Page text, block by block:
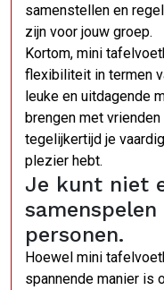
samenstellen en
zijn voor jouw groep.
Kortom, mini
flexibiliteit in termen
leuke en uitdagende
brengen met
tegelijkertijd je
plezier hebt.
Je kunt niet
personen.
Hoewel mini
spannende manier is